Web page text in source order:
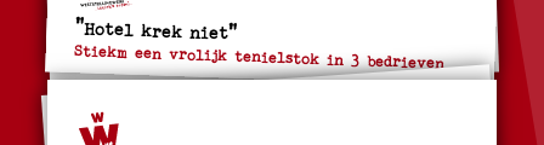
"Hotel krek niet"
Stiekm een vrolijk tenielstok in 3 bedrieven